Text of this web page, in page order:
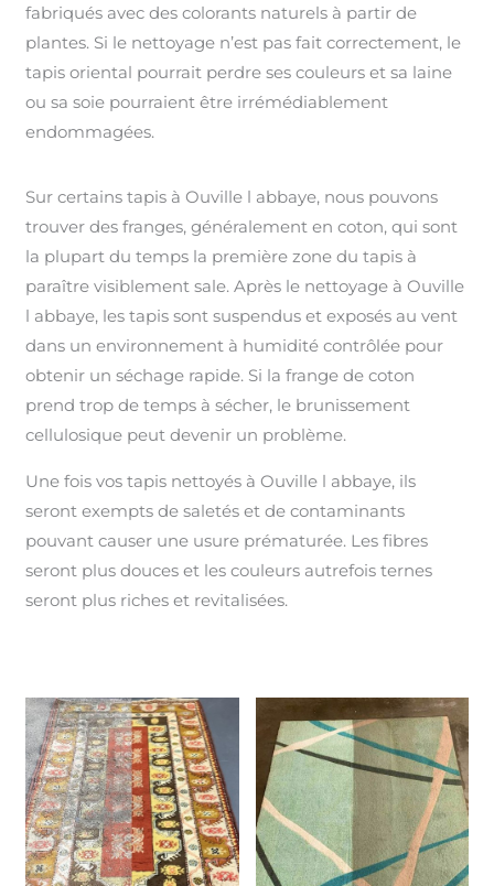
fabriqués avec des colorants naturels à partir de
plantes. Si le nettoyage n’est pas fait correctement, le
tapis oriental pourrait perdre ses couleurs et sa laine
ou sa soie pourraient être irrémédiablement
endommagées.
Sur certains tapis à Ouville l abbaye, nous pouvons
trouver des franges, généralement en coton, qui sont
la plupart du temps la première zone du tapis à
paraître visiblement sale. Après le nettoyage à Ouville
l abbaye, les tapis sont suspendus et exposés au vent
dans un environnement à humidité contrôlée pour
obtenir un séchage rapide. Si la frange de coton
prend trop de temps à sécher, le brunissement
cellulosique peut devenir un problème.
Une fois vos tapis nettoyés à Ouville l abbaye, ils
seront exempts de saletés et de contaminants
pouvant causer une usure prématurée. Les fibres
seront plus douces et les couleurs autrefois ternes
seront plus riches et revitalisées.